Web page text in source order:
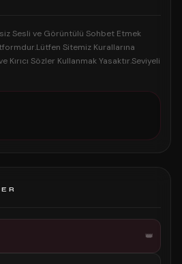
Sesli ve Görüntülü Sohbet Etmek
Sitemiz Kurallarına
Kırıcı Sözler Kullanmak Yasaktır.Seviyeli